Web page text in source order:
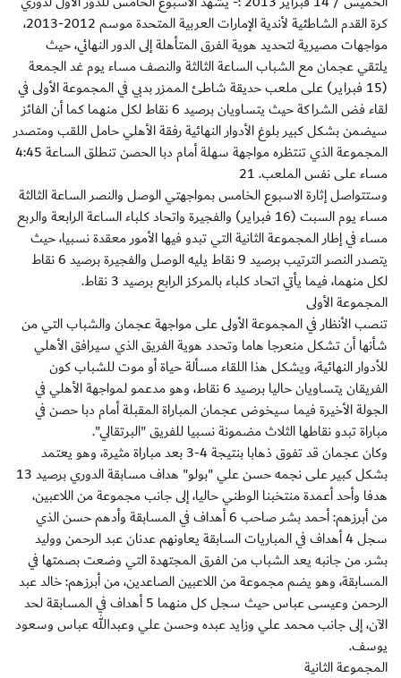
كرة القدم الشاطئية لأندية الإمارات العربية المتحدة موسم 2012-2013،
مواجهات مصيرية لتحديد هوية الفرق المتأهلة إلى الدور النهائي، حيث
يلتقي عجمان مع الشباب الساعة الثالثة والنصف مساء يوم غد الجمعة
(15 فبراير) على ملعب حديقة شاطئ الممزر بدبي في المجموعة الأولى في
لقاء فض الشراكة حيث يتساويان برصيد 6 نقاط لكل منهما كما أن الفائز
سيضمن بشكل كبير بلوغ الأدوار النهائية رفقة الأهلي حامل اللقب ومتصدر
المجموعة الذي تنتظره مواجهة سهلة أمام دبا الحصن تنطلق الساعة 4:45
مساء على نفس الملعب. 21
وستتواصل إثارة الاسبوع الخامس بمواجهتي الوصل والنصر الساعة الثالثة
مساء يوم السبت (16 فبراير) والفجيرة واتحاد كلباء الساعة الرابعة والربع
مساء في إطار المجموعة الثانية التي تبدو فيها الأمور معقدة نسبيا، حيث
يتصدر النصر الترتيب برصيد 9 نقاط يليه الوصل والفجيرة برصيد 6 نقاط
لكل منهما، فيما يأتي اتحاد كلباء بالمركز الرابع برصيد 3 نقاط.
المجموعة الأولى
تنصب الأنظار في المجموعة الأولى على مواجهة عجمان والشباب التي من
شأنها أن تشكل منعرجا هاما وتحدد هوية الفريق الذي سيرافق الأهلي
للأدوار النهائية، ويشكل هذا اللقاء مسألة حياة أو موت للشباب كون
الفريقان يتساويان حاليا برصيد 6 نقاط، وهو مدعمو لمواجهة الأهلي في
الجولة الأخيرة فيما سيخوض عجمان المباراة المقبلة أمام دبا حصن في
مباراة تبدو نقاطها الثلاث مضمونة نسبيا للفريق "البرتقالي".
وكان عجمان قد تفوق ذهابا بنتيجة 4-3 بعد مباراة مثيرة، وهو يعتمد
بشكل كبير على نجمه حسن علي "بولو" هداف مسابقة الدوري برصيد 13
هدفا وأحد أعمدة منتخبنا الوطني حاليا، إلى جانب مجموعة من اللاعبين،
من أبرزهم: أحمد بشر صاحب 6 أهداف في المسابقة وأدهم حسن الذي
سجل 4 أهداف في المباريات السابقة يعاونهم عدنان عبد الرحمن ووليد
بشر. من جانبه يعد الشباب من الفرق المجتهدة التي وضعت بصمتها في
المسابقة، وهو يضم مجموعة من اللاعبين الصاعدين، من أبرزهم: خالد عبد
الرحمن وعيسى عباس حيث سجل كل منهما 5 أهداف في المسابقة لحد
الآن، إلى جانب محمد علي وزايد عبده وحسن علي وعبدالله عباس وسعود
يوسف.
المجموعة الثانية